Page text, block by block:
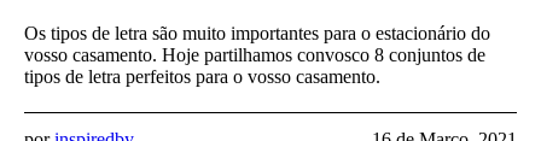
Os tipos de letra são muito importantes para o estacionário do
vosso casamento. Hoje partilhamos convosco 8 conjuntos de
tipos de letra perfeitos para o vosso casamento.